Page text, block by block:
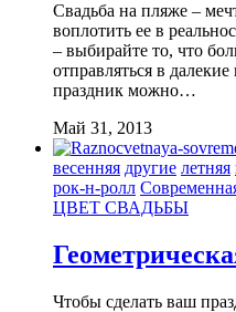
Свадьба на пляже –
воплотить ее в
– выбирайте то, что
отправляться в
праздник можно…
Май 31, 2013
весенняя другие летняя
рок-н-ролл
ЦВЕТ СВАДЬБЫ
Чтобы сделать ваш